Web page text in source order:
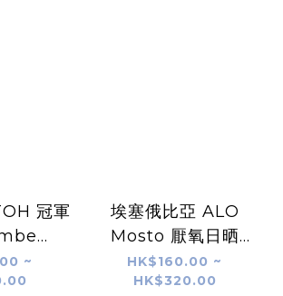
冠軍
厭
處理
~
埃塞俄比亞 ALO
Mosto 厭氧日晒
74158 G1
HK$160.00 ~
HK$320.00